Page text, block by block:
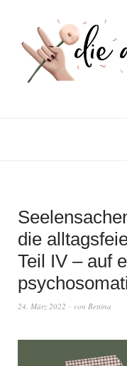
die
Teil IV – auf
24. März 2022 von Bettina